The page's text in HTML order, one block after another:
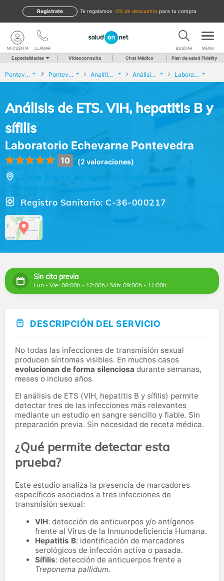
te regalamos -5% de descuento para tu compra
Regístrate
LLAMAR
MI CUENTA BUSCAR MENU
Especialidades Videoconsulta Chat Médico Plan de salud Fidelity
Pontevedra Pontevedra Analíticas y Genética Análisis de ETS. VIH, hepatitis B y sífilis Laboratorio Echevarne Pontevedra
Análisis de ETS. VIH, hepatitis B y
sífilis
Laboratorio Echevarne Pontevedra
10 (2 valoraciones)
Calle Reina Victoria, 5, Pontevedra
(Pontevedra)
Registro Sanitario: C-36-000217
Sin cita previa
Lun - Vie: 08:00h - 12:00h / Sáb: 09:00h - 11:00h
DESCRIPCIÓN DEL SERVICIO
No todas las infecciones de transmisión sexual
producen síntomas visibles. En muchos casos
evolucionan de forma silenciosa durante semanas,
meses o incluso años.
El análisis de ETS (VIH, hepatitis B y sífilis) permite
detectar tres de las infecciones más relevantes
mediante un estudio en sangre sencillo y fiable. Sin
preparación previa. Sin necesidad de receta médica.
¿Qué permite detectar esta
prueba?
Este estudio analiza la presencia de marcadores
específicos asociados a tres infecciones de
transmisión sexual:
VIH: detección de anticuerpos y/o antígenos
frente al Virus de la Inmunodeficiencia Humana.
Hepatitis B: identificación de marcadores
serológicos de infección activa o pasada.
Sífilis: detección de anticuerpos frente a
Treponema pallidum.